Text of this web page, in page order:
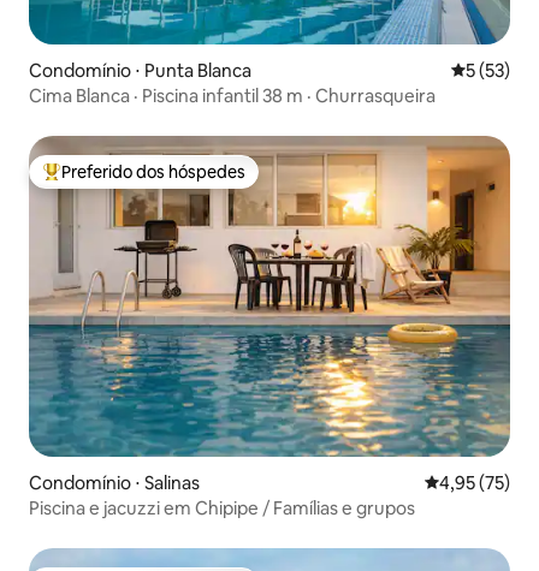
Condomínio ⋅ Punta Blanca 5 de uma
5 (53)
Cima Blanca · Piscina infantil 38 m · Churrasqueira
Entre os melhores preferidos dos hóspedes
Preferido dos hóspedes
Condomínio ⋅ Salinas 4,95 de uma
4,95 (75)
Piscina e jacuzzi em Chipipe / Famílias e grupos